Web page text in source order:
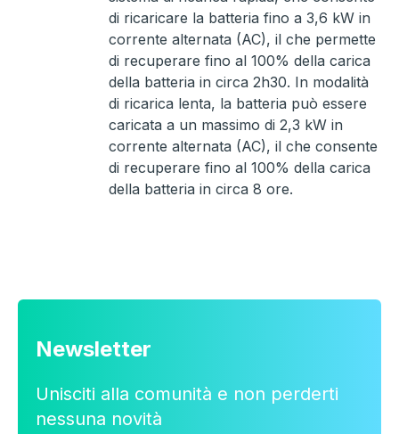
di ricaricare la batteria fino a 3,6 kW in
corrente alternata (AC), il che permette
di recuperare fino al 100% della carica
della batteria in circa 2h30. In modalità
di ricarica lenta, la batteria può essere
caricata a un massimo di 2,3 kW in
corrente alternata (AC), il che consente
di recuperare fino al 100% della carica
della batteria in circa 8 ore.
Newsletter
Unisciti alla comunità e non perderti
nessuna novità